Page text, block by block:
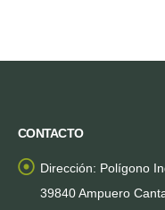
CONTACTO
Dirección: Polígono
39840 Ampuero